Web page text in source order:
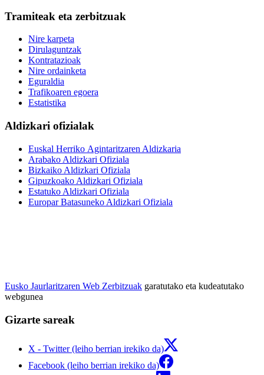
Tramiteak eta zerbitzuak
Nire karpeta
Dirulaguntzak
Kontratazioak
Nire ordainketa
Eguraldia
Trafikoaren egoera
Estatistika
Aldizkari ofizialak
Euskal Herriko Agintaritzaren Aldizkaria
Arabako Aldizkari Ofiziala
Bizkaiko Aldizkari Ofiziala
Gipuzkoako Aldizkari Ofiziala
Estatuko Aldizkari Ofiziala
Europar Batasuneko Aldizkari Ofiziala
Eusko Jaurlaritzaren Web Zerbitzuak garatutako eta kudeatutako
webgunea
Gizarte sareak
X - Twitter (leiho berrian irekiko da)
Facebook (leiho berrian irekiko da)